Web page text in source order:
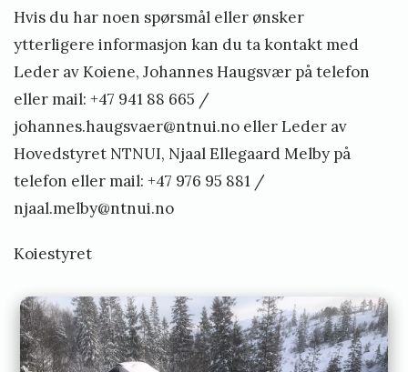
Hvis du har noen spørsmål eller ønsker
ytterligere informasjon kan du ta kontakt med
Leder av Koiene, Johannes Haugsvær på telefon
eller mail: +47 941 88 665 /
johannes.haugsvaer@ntnui.no eller Leder av
Hovedstyret NTNUI, Njaal Ellegaard Melby på
telefon eller mail: +47 976 95 881 /
njaal.melby@ntnui.no
Koiestyret